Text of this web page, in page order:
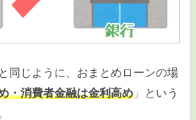
同じように、おまとめローンの場
・消費者金融は金利高め 」という